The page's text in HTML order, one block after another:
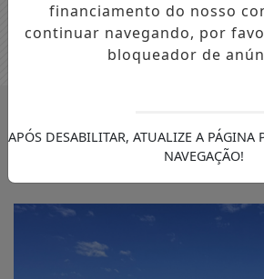
financiamento do nosso
continuar navegando, por
bloqueador de
APÓS DESABILITAR, ATUALIZE A PÁGINA
NAVEGAÇÃO!